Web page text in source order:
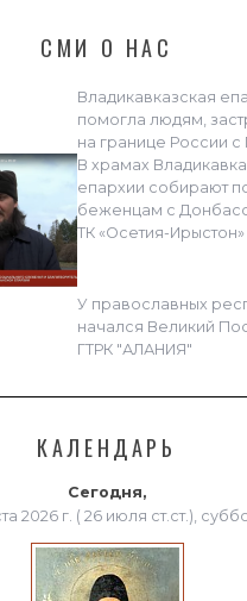
СМИ О НАС
Владикавказская
помогла людям,
на границе России с
В храмах
епархии собирают
беженцам с
ТК «Осетия-Ирыстон»
У православных
начался Великий
ГТРК "АЛАНИЯ"
КАЛЕНДАРЬ
Сегодня,
2026 г. ( 26 июля ст.ст.),